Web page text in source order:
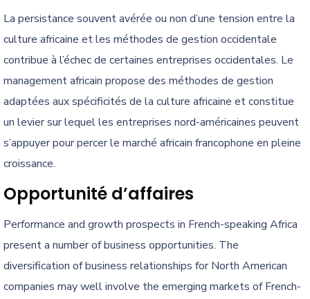
La persistance souvent avérée ou non d’une tension entre la
culture africaine et les méthodes de gestion occidentale
contribue à l’échec de certaines entreprises occidentales. Le
management africain propose des méthodes de gestion
adaptées aux spécificités de la culture africaine et constitue
un levier sur lequel les entreprises nord-américaines peuvent
s’appuyer pour percer le marché africain francophone en pleine
croissance.
Opportunité d’affaires
Performance and growth prospects in French-speaking Africa
present a number of business opportunities. The
diversification of business relationships for North American
companies may well involve the emerging markets of French-